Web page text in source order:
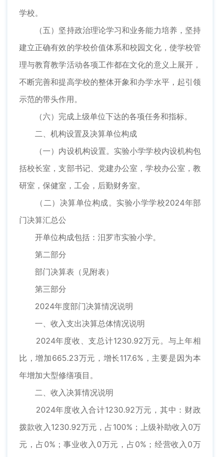
学校。
（五）坚持政治理论学习和业务能力培养，坚持
建立正确有效的学校价值体系和校园文化，使学校管
理与教育教学活动各项工作都在文化的意义上展开，
不断完善和提高学校的整体开象和办学水平，起引领
示范的带头作用。
（六）完成上级单位下达的各项任务和指标。
二、机构设置及决算单位构成
（一）内设机构设置。实验小学学校内设机构包
括校长室，支部书记、党建办公室，学校办公室，教
研室，保健室，工会，后勤财务室。
（二）决算单位构成。实验小学学校2024年部
门决算汇总公
开单位构成包括：汨罗市实验小学。
第二部分
部门决算表（见附表）
第三部分
2024年度部门决算情况说明
一、收入支出决算总体情况说明
2024年度收、支总计1230.92万元。与上年相
比，增加665.23万元，增长117.6%，主要是因为本
年增加大型修缮项目。
二、收入决算情况说明
2024年度收入合计1230.92万元，其中：财政
拨款收入1230.92万元，占100%；上级补助收入0万
元，占0%；事业收入0万元，占0%；经营收入0万